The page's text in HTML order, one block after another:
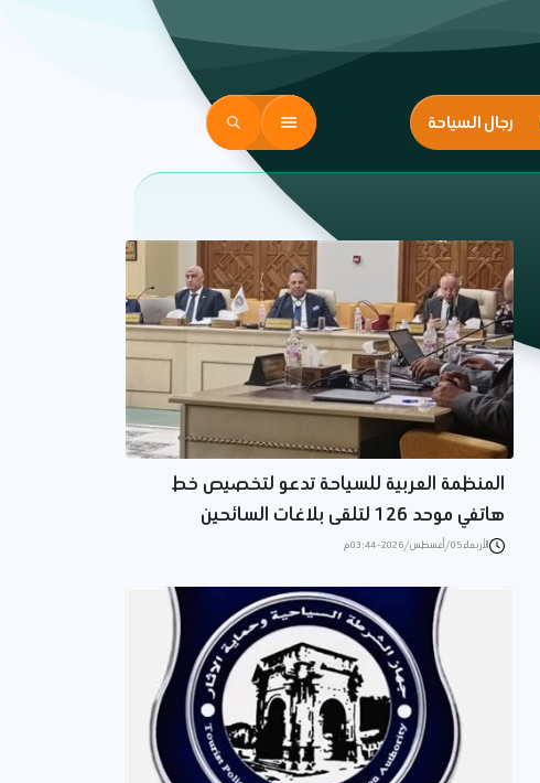
رجال السياحة
المنظمة العربية للسياحة تدعو لتخصيص خط
هاتفي موحد 126 لتلقى بلاغات السائحين
الأربعاء 05/أغسطس/2026 - 03:44 م